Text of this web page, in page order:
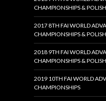
CHAMPIONSHIPS &
2017 8TH FAI WORLD
CHAMPIONSHIPS &
2018 9TH FAI WORLD
CHAMPIONSHIPS &
2019 10TH FAI WORLD
CHAMPIONSHIPS